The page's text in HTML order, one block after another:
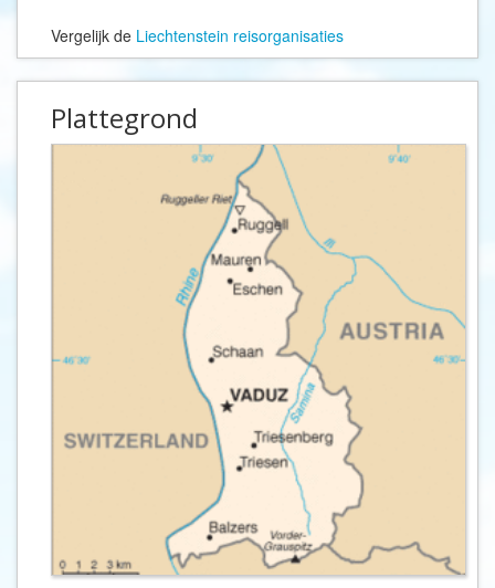
Vergelijk de Liechtenstein reisorganisaties
Plattegrond